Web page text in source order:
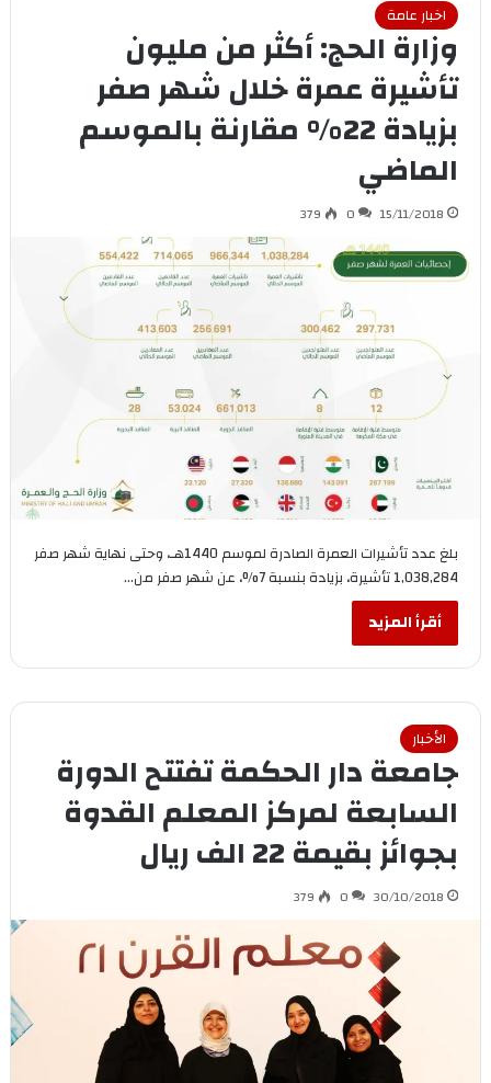
اخبار عامة
وزارة الحج: أكثر من مليون
تأشيرة عمرة خلال شهر صفر
بزيادة 22% مقارنة بالموسم
الماضي
15/11/2018
0
379
بلغ عدد تأشيرات العمرة الصادرة لموسم 1440هـ، وحتى نهاية شهر صفر
1,038,284 تأشيرة، بزيادة بنسبة 7%، عن شهر صفر من…
أقرأ المزيد
الأخبار
جامعة دار الحكمة تفتتح الدورة
السابعة لمركز المعلم القدوة
بجوائز بقيمة 22 الف ريال
30/10/2018
0
379